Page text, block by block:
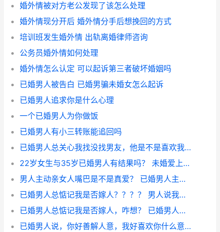
婚外情被对方老公发现了该怎么处理
婚外情现分开后 婚外情分手后想挽回的方式
培训班发生婚外情 出轨离婚律师咨询
公务员婚外情如何处理
婚外情怎么认定 可以起诉第三者破坏婚姻吗
已婚男人被告白 已婚男骗未婚女怎么起诉
已婚男人追求你是什么心理
一个已婚男人为你做饭
已婚男人有小三转账能追回吗
已婚男人总关心我找没找男友，他是不是喜欢我？ 已婚男人试探你的方式
22岁女生与35岁已婚男人有结果吗？ 未婚爱上已婚的后果
男人主动亲女人嘴巴是不是真爱？ 已婚男人主动牵女的手
已婚男人总惦记我是否嫁人？？？？ 男人说我惦记你啥意思
已婚男人总惦记我是否嫁人，咋想？ 已婚男人说欢喜我
已婚男人说，你好善解人意，我好喜欢你什么意思？ 已婚的妇女燥热的日子